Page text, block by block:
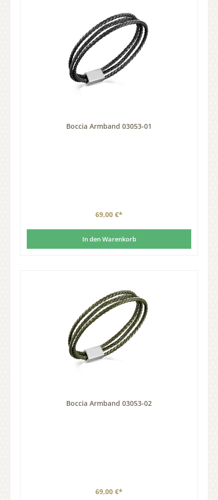
Boccia Armband 03053-01
69,00 €*
In den Warenkorb
Boccia Armband 03053-02
69,00 €*